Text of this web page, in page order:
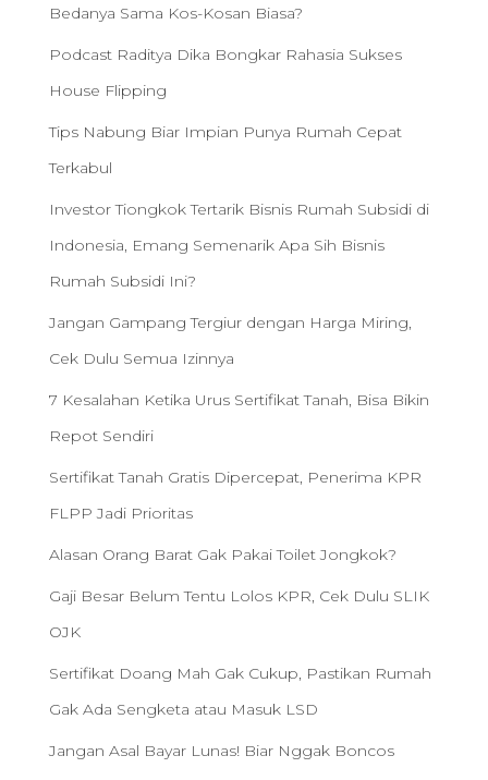
:Bedanya Sama Kos-Kosan Biasa?
Podcast Raditya Dika Bongkar Rahasia Sukses
House Flipping
Tips Nabung Biar Impian Punya Rumah Cepat
Terkabul
Investor Tiongkok Tertarik Bisnis Rumah Subsidi di
Indonesia, Emang Semenarik Apa Sih Bisnis
Rumah Subsidi Ini?
Jangan Gampang Tergiur dengan Harga Miring,
Cek Dulu Semua Izinnya
7 Kesalahan Ketika Urus Sertifikat Tanah, Bisa Bikin
Repot Sendiri
Sertifikat Tanah Gratis Dipercepat, Penerima KPR
FLPP Jadi Prioritas
Alasan Orang Barat Gak Pakai Toilet Jongkok?
Gaji Besar Belum Tentu Lolos KPR, Cek Dulu SLIK
OJK
Sertifikat Doang Mah Gak Cukup, Pastikan Rumah
Gak Ada Sengketa atau Masuk LSD
Jangan Asal Bayar Lunas! Biar Nggak Boncos